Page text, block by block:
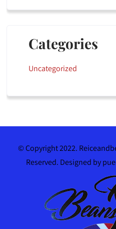
Categories
Uncategorized
© Copyright 2022.
Reserved. Designed by